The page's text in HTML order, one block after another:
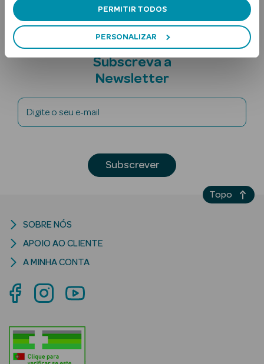
PERMITIR TODOS
PERSONALIZAR
Ver Tudo
Solares
Solares Bebé e
Criança
Rosto e
Subscreva a
Newsletter
Digite o seu e-mail
Subscrever
SOBRE NÓS
APOIO AO CLIENTE
A MINHA CONTA
Topo